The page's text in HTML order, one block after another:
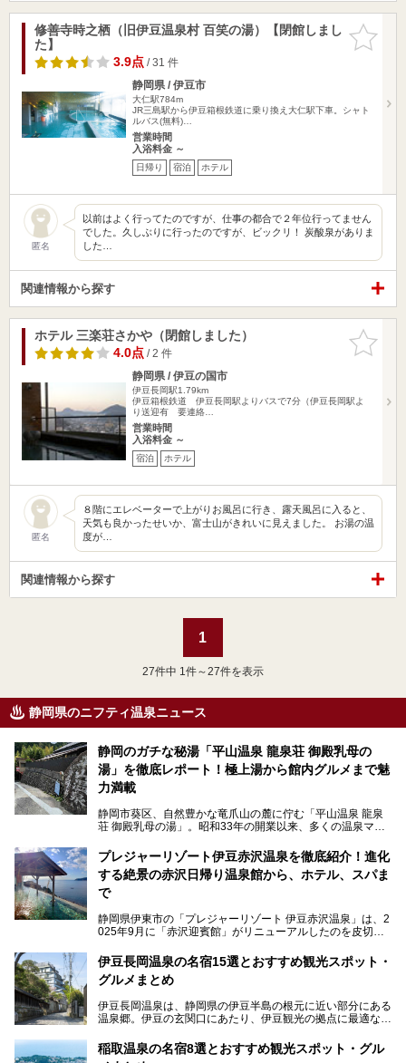
お気に入
りに追加
修善寺時之栖（旧伊豆温泉村 百笑の湯）【閉館しまし
た】
3.9点/ 31 件
静岡県 / 伊豆市
大仁駅784m
JR三島駅から伊豆箱根鉄道に乗り換え大仁駅下車。シャト
ルバス(無料)…
営業時間
入浴料金 ～
日帰り 宿泊 ホテル
匿名
以前はよく行ってたのですが、仕事の都合で２年位行ってません
でした。久しぶりに行ったのですが、ビックリ！ 炭酸泉がありま
した…
関連情報から探す
お気に入
りに追加
ホテル 三楽荘さかや（閉館しました）
4.0点/ 2 件
静岡県 / 伊豆の国市
伊豆長岡駅1.79km
伊豆箱根鉄道 伊豆長岡駅よりバスで7分（伊豆長岡駅よ
り送迎有 要連絡…
営業時間
入浴料金 ～
宿泊 ホテル
匿名
８階にエレベーターで上がりお風呂に行き、露天風呂に入ると、
天気も良かったせいか、富士山がきれいに見えました。 お湯の温
度が…
関連情報から探す
1
27件中 1件～27件を表示
静岡県のニフティ温泉ニュース
静岡のガチな秘湯「平山温泉 龍泉荘 御殿乳母の
湯」を徹底レポート！極上湯から館内グルメまで魅
力満載
静岡市葵区、自然豊かな竜爪山の麓に佇む「平山温泉 龍泉
荘 御殿乳母の湯」。昭和33年の開業以来、多くの温泉マニ
極上温泉です。お湯はもちろん、実はグルメも揃っているん
です。多くのファンを持つ、その圧倒的なこだわりと魅力を
解説します。
プレジャーリゾート伊豆赤沢温泉を徹底紹介！進化
する絶景の赤沢日帰り温泉館から、ホテル、スパま
で
静岡県伊東市の「プレジャーリゾート 伊豆赤沢温泉」は、2
025年9月に「赤沢迎賓館」がリニューアルしたのを皮切り
館」、「RED 28 HOTEL」がリニューアル。さらにこのあ
とグランピング施設のGRAX EARTH FIELD（グラックスア
ースフィールド）、大型屋内アミューズメント施設のPLEA
予定。
ャー施設など、現在リニューアルオープンしている施設を中
心に、家族連れでも大人だけでも、おひとりさまでも多彩な
伊豆長岡温泉の名宿15選とおすすめ観光スポット・
グルメまとめ
伊豆長岡温泉は、静岡県の伊豆半島の根元に近い部分にある
温泉郷。伊豆の玄関口にあたり、伊豆観光の拠点に最適な立
ちろん日帰りでも楽しめるのが魅力です。
稲取温泉の名宿8選とおすすめ観光スポット・グル